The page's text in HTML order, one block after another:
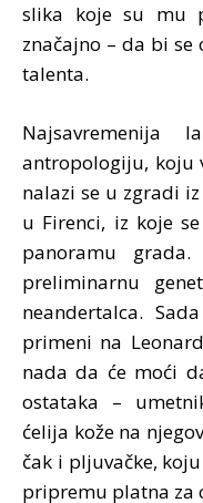
slika koje su mu
značajno – da bi
talenta.
Najsavremenija
antropologiju, koju
nalazi se u zgradi
u Firenci, iz koje
panoramu
preliminarnu
neandertalca.
primeni na
nada da će moći
ostataka –
ćelija kože na
čak i pljuvačke,
pripremu platna za